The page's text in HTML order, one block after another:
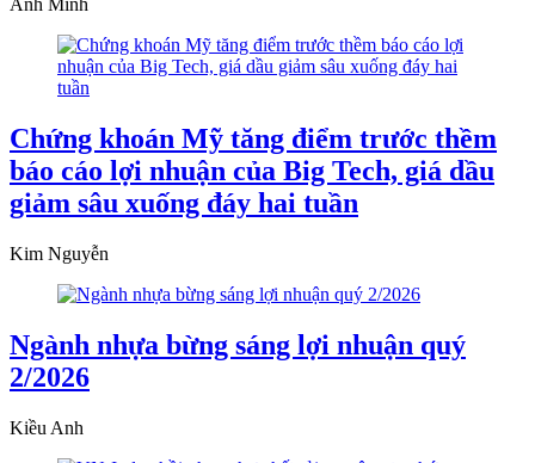
Anh Minh
Chứng khoán Mỹ tăng điểm trước thềm
báo cáo lợi nhuận của Big Tech, giá dầu
giảm sâu xuống đáy hai tuần
Kim Nguyễn
Ngành nhựa bừng sáng lợi nhuận quý
2/2026
Kiều Anh